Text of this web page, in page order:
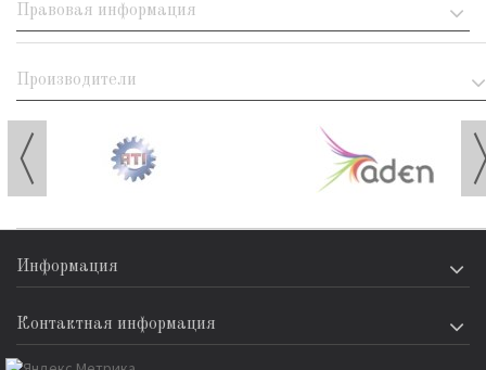
Правовая информация
Производители
Информация
Контактная информация